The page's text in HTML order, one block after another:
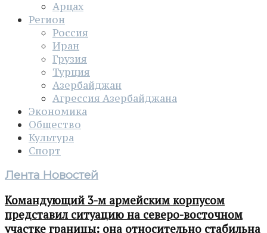
Арцах
Регион
Россия
Иран
Грузия
Турция
Азербайджан
Агрессия Азербайджана
Экономика
Общество
Культура
Спорт
Лента Новостей
Командующий 3-м армейским корпусом
представил ситуацию на северо-восточном
участке границы: она относительно стабильна